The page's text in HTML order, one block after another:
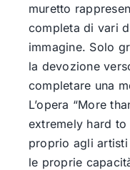
muretto
completa di vari
immagine. Solo
la devozione
completare una
L’opera “More
extremely hard to
proprio agli
le proprie